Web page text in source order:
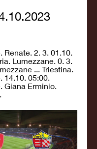
Renate. 2. 3. 01.10.
Lumezzane. 0. 3.
... Triestina.
14.10. 05:00.
Giana Erminio.